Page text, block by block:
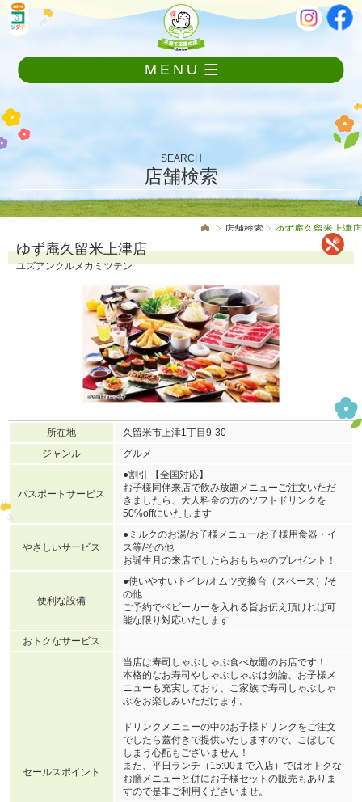
ニ
し
て
本
MENU
SEARCH
店舗検索
店舗検索 ゆず庵久留米上津店
ゆず庵久留米上津店
ユズアンクルメカミツテン
所在地
久留米市上津1丁目9-30
ジャンル
グルメ
パスポートサービス
●割引 【全国対応】
お子様同伴来店で飲み放題メニューご注文いただ
きましたら、大人料金の方のソフトドリンクを
50%offにいたします
やさしいサービス
●ミルクのお湯/お子様メニュー/お子様用食器・イ
ス等/その他
お誕生月の来店でしたらおもちゃのプレゼント！
便利な設備
●使いやすいトイレ/オムツ交換台（スペース）/そ
の他
ご予約でベビーカーを入れる旨お伝え頂ければ可
能な限り対応いたします
おトクなサービス
セールスポイント
当店は寿司しゃぶしゃぶ食べ放題のお店です！
本格的なお寿司やしゃぶしゃぶは勿論、お子様メ
ニューも充実しており、ご家族で寿司しゃぶしゃ
ぶをお楽しみいただけます。
ドリンクメニューの中のお子様ドリンクをご注文
でしたら蓋付きで提供いたしますので、こぼして
しまう心配もございません！
また、平日ランチ（15:00まで入店）ではオトクな
お膳メニューと併にお子様セットの販売もありま
すので是非ご利用くださいませ。